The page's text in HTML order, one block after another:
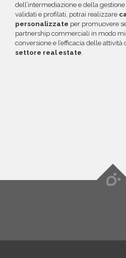
dell’intermediazione e della
validati e profilati, potrai realizzare
personalizzate per promuovere
partnership commerciali in modo
conversione e l’efficacia delle
settore real estate.